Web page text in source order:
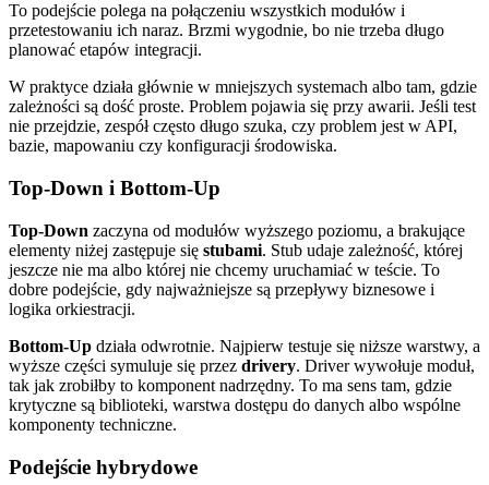
To podejście polega na połączeniu wszystkich modułów i
przetestowaniu ich naraz. Brzmi wygodnie, bo nie trzeba długo
planować etapów integracji.
W praktyce działa głównie w mniejszych systemach albo tam, gdzie
zależności są dość proste. Problem pojawia się przy awarii. Jeśli test
nie przejdzie, zespół często długo szuka, czy problem jest w API,
bazie, mapowaniu czy konfiguracji środowiska.
Top-Down i Bottom-Up
Top-Down zaczyna od modułów wyższego poziomu, a brakujące
elementy niżej zastępuje się stubami. Stub udaje zależność, której
jeszcze nie ma albo której nie chcemy uruchamiać w teście. To
dobre podejście, gdy najważniejsze są przepływy biznesowe i
logika orkiestracji.
Bottom-Up działa odwrotnie. Najpierw testuje się niższe warstwy, a
wyższe części symuluje się przez drivery. Driver wywołuje moduł,
tak jak zrobiłby to komponent nadrzędny. To ma sens tam, gdzie
krytyczne są biblioteki, warstwa dostępu do danych albo wspólne
komponenty techniczne.
Podejście hybrydowe